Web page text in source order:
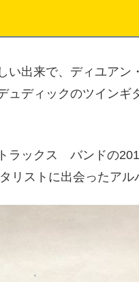
い出来で、ディユアン
ュディックのツインギ
ラックス バンドの
リストに出会ったアル